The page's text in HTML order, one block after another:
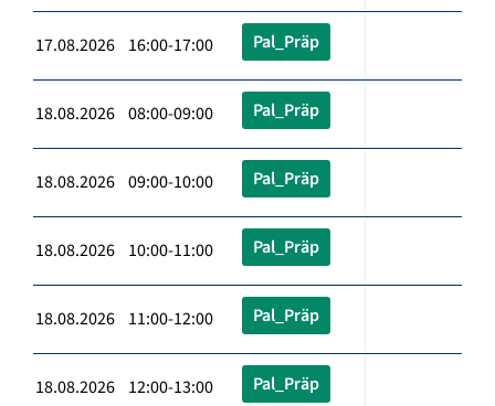
17.08.2026 16:00-17:00 Pal_Präp
18.08.2026 08:00-09:00 Pal_Präp
18.08.2026 09:00-10:00 Pal_Präp
18.08.2026 10:00-11:00 Pal_Präp
18.08.2026 11:00-12:00 Pal_Präp
18.08.2026 12:00-13:00 Pal_Präp